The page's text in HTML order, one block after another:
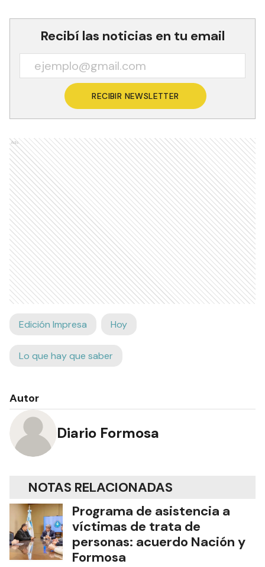
Recibí las noticias en tu email
RECIBIR NEWSLETTER
Ads
Edición Impresa Hoy
Lo que hay que saber
Autor
Diario Formosa
NOTAS RELACIONADAS
Programa de asistencia a
víctimas de trata de
personas: acuerdo Nación y
Formosa